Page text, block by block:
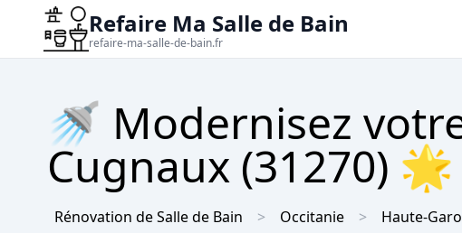
Refaire Ma Salle de Bain
refaire-ma-salle-de-bain.fr
🚿 Modernisez
Cugnaux (31270)
Rénovation de Salle de Bain Occitanie Haute-